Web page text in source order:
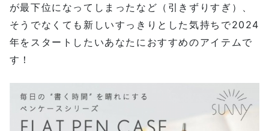
が最下位になってしまったなど（引きずりすぎ）、
そうでなくても新しいすっきりとした気持ちで2024
年をスタートしたいあなたにおすすめのアイテムで
す！